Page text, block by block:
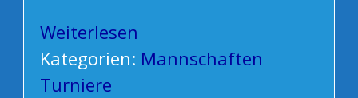
Weiterlesen
Kategorien: Mannschaften
Turniere